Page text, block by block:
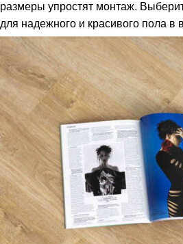
размеры упростят монтаж.
для надежного и красивого пола